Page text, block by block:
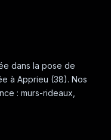
dans la pose de
à Apprieu (38). Nos
: murs-rideaux,